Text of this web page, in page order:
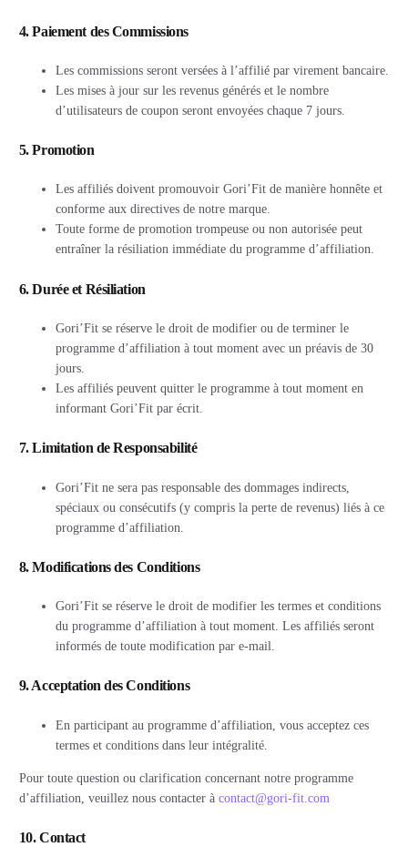
4. Paiement des Commissions
Les commissions seront versées à l’affilié par virement bancaire.
Les mises à jour sur les revenus générés et le nombre
d’utilisateurs de coupon seront envoyées chaque 7 jours.
5. Promotion
Les affiliés doivent promouvoir Gori’Fit de manière honnête et
conforme aux directives de notre marque.
Toute forme de promotion trompeuse ou non autorisée peut
entraîner la résiliation immédiate du programme d’affiliation.
6. Durée et Résiliation
Gori’Fit se réserve le droit de modifier ou de terminer le
programme d’affiliation à tout moment avec un préavis de 30
jours.
Les affiliés peuvent quitter le programme à tout moment en
informant Gori’Fit par écrit.
7. Limitation de Responsabilité
Gori’Fit ne sera pas responsable des dommages indirects,
spéciaux ou consécutifs (y compris la perte de revenus) liés à ce
programme d’affiliation.
8. Modifications des Conditions
Gori’Fit se réserve le droit de modifier les termes et conditions
du programme d’affiliation à tout moment. Les affiliés seront
informés de toute modification par e-mail.
9. Acceptation des Conditions
En participant au programme d’affiliation, vous acceptez ces
termes et conditions dans leur intégralité.
Pour toute question ou clarification concernant notre programme
d’affiliation, veuillez nous contacter à contact@gori-fit.com
10. Contact